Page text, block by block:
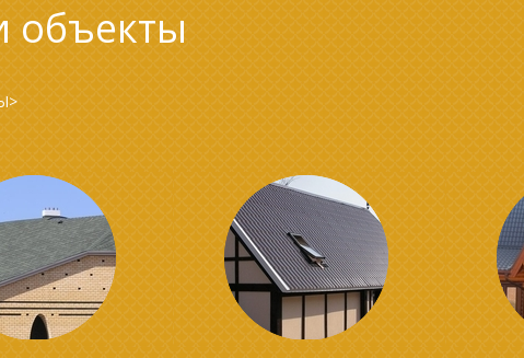
объекты